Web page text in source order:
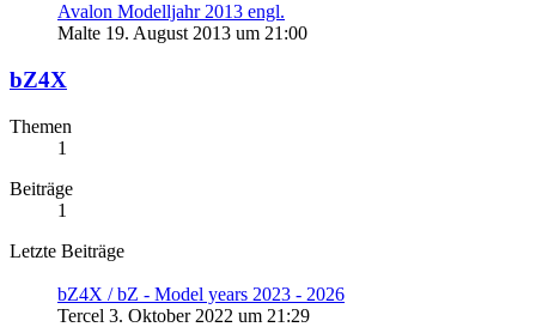
Avalon Modelljahr 2013 engl.
Malte 19. August 2013 um 21:00
bZ4X
Themen
1
Beiträge
1
Letzte Beiträge
bZ4X / bZ - Model years 2023 - 2026
Tercel 3. Oktober 2022 um 21:29